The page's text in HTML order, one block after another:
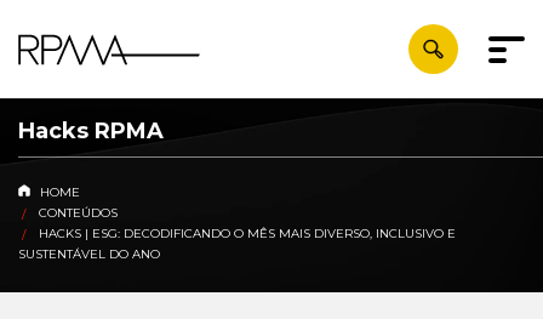
Hacks RPMA
HOME
CONTEÚDOS
HACKS | ESG: DECODIFICANDO O MÊS MAIS DIVERSO, INCLUSIVO E
SUSTENTÁVEL DO ANO